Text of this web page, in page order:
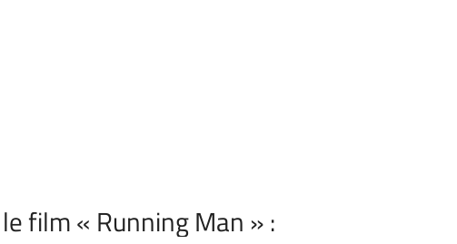
film « Running Man » :